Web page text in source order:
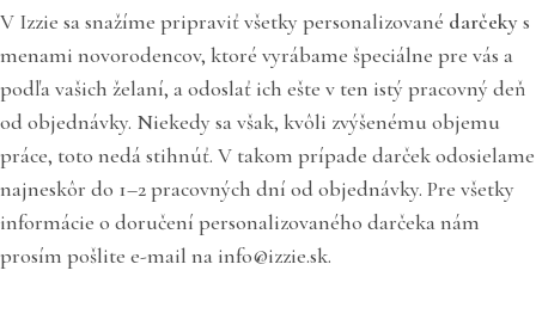
V Izzie sa snažíme pripraviť všetky personalizované darčekys
menami novorodencov, ktoré vyrábame špeciálne pre vás a
podľa vašich želaní, a odoslať ich ešte v ten istý pracovný deň
od objednávky. Niekedy sa však, kvôli zvýšenému objemu
práce, toto nedá stihnúť. V takom prípade darček odosielame
najneskôr do 1–2 pracovných dní od objednávky. Pre všetky
informácie o doručení personalizovaného darčeka nám
prosím pošlite e-mail na info@izzie.sk.